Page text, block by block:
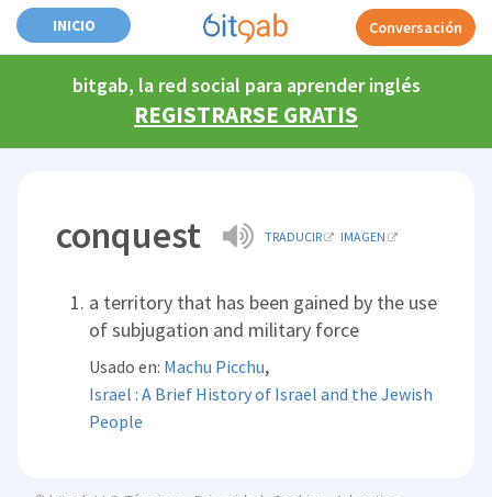
INICIO Conversación
bitgab, la red social para aprender inglés
REGISTRARSE GRATIS
conquest TRADUCIR IMAGEN
a territory that has been gained by the use
of subjugation and military force
Usado en: Machu Picchu,
Israel : A Brief History of Israel and the Jewish
People